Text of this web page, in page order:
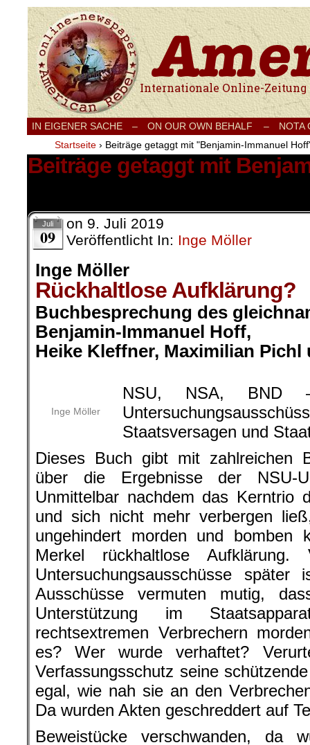
Internationale Onlinezeitung für Frieden,
IN EIGENER SACHE – ON OUR OWN BEHALF –
NOTA
Startseite › Beiträge getaggt mit "Benjamin-Immanuel
Beiträge getaggt mit
Juli
09
on 9. Juli 2019
Veröffentlicht In: Inge Möller
Inge Möller
Rückhaltlose Aufklärung?
Buchbesprechung des
Benjamin-Immanuel Hoff,
Heike Kleffner, Maximilian Pichl
Inge Möller
NSU, NSA, BND
Staatsversagen und
Dieses Buch gibt mit zahlreichen
über die Ergebnisse der NSU-
Unmittelbar nachdem das Kerntrio
und sich nicht mehr verbergen
ungehindert morden und bomben
Merkel rückhaltlose
Untersuchungsausschüsse
Ausschüsse vermuten mutig,
Unterstützung im
rechtsextremen Verbrechern
es? Wer wurde verhaftet?
Verfassungsschutz seine
egal, wie nah sie an den
Da wurden Akten geschreddert auf
Beweistücke verschwanden, da